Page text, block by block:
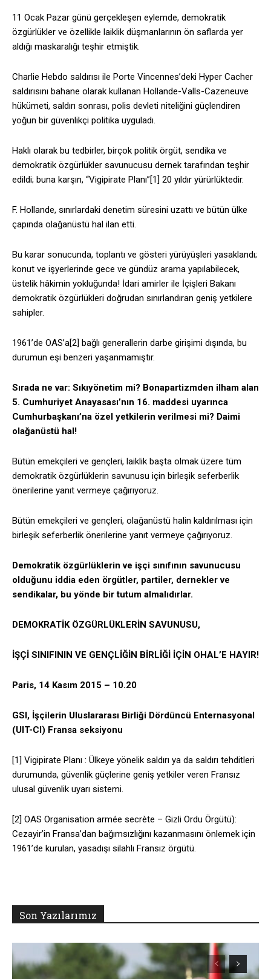
11 Ocak Pazar günü gerçekleşen eylemde, demokratik
özgürlükler ve özellikle laiklik düşmanlarının ön saflarda yer
aldığı maskaralığı teşhir etmiştik.
Charlie Hebdo saldırısı ile Porte Vincennes’deki Hyper Cacher
saldırısını bahane olarak kullanan Hollande-Valls-Cazeneuve
hükümeti, saldırı sonrası, polis devleti niteliğini güçlendiren
yoğun bir güvenlikçi politika uyguladı.
Haklı olarak bu tedbirler, birçok politik örgüt, sendika ve
demokratik özgürlükler savunucusu dernek tarafından teşhir
edildi; buna karşın, “Vigipirate Planı”[1] 20 yıldır yürürlüktedir.
F. Hollande, sınırlardaki denetim süresini uzattı ve bütün ülke
çapında olağanüstü hal ilan etti.
Bu karar sonucunda, toplantı ve gösteri yürüyüşleri yasaklandı;
konut ve işyerlerinde gece ve gündüz arama yapılabilecek,
üstelik hâkimin yokluğunda! İdari amirler ile İçişleri Bakanı
demokratik özgürlükleri doğrudan sınırlandıran geniş yetkilere
sahipler.
1961’de OAS’a[2] bağlı generallerin darbe girişimi dışında, bu
durumun eşi benzeri yaşanmamıştır.
Sırada ne var: Sıkıyönetim mi? Bonapartizmden ilham alan
5. Cumhuriyet Anayasası’nın 16. maddesi uyarınca
Cumhurbaşkanı’na özel yetkilerin verilmesi mi? Daimi
olağanüstü hal!
Bütün emekçileri ve gençleri, laiklik başta olmak üzere tüm
demokratik özgürlüklerin savunusu için birleşik seferberlik
önerilerine yanıt vermeye çağırıyoruz.
Bütün emekçileri ve gençleri, olağanüstü halin kaldırılması için
birleşik seferberlik önerilerine yanıt vermeye çağırıyoruz.
Demokratik özgürlüklerin ve işçi sınıfının savunucusu
olduğunu iddia eden örgütler, partiler, dernekler ve
sendikalar, bu yönde bir tutum almalıdırlar.
DEMOKRATİK ÖZGÜRLÜKLERİN SAVUNUSU,
İŞÇİ SINIFININ VE GENÇLİĞİN BİRLİĞİ İÇİN OHAL’E HAYIR!
Paris, 14 Kasım 2015 – 10.20
GSI, İşçilerin Uluslararası Birliği Dördüncü Enternasyonal
(UIT-CI) Fransa seksiyonu
[1] Vigipirate Planı : Ülkeye yönelik saldırı ya da saldırı tehditleri
durumunda, güvenlik güçlerine geniş yetkiler veren Fransız
ulusal güvenlik uyarı sistemi.
[2] OAS Organisation armée secrète – Gizli Ordu Örgütü):
Cezayir’in Fransa’dan bağımsızlığını kazanmasını önlemek için
1961’de kurulan, yasadışı silahlı Fransız örgütü.
Son Yazılarımız